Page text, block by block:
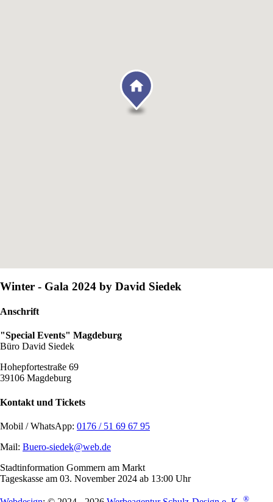
Winter - Gala 2024 by David Siedek
Anschrift
"Special Events" Magdeburg
Büro David Siedek
Hohepfortestraße 69
39106 Magdeburg
Kontakt und Tickets
Mobil / WhatsApp: 0176 / 51 69 67 95
Mail: Buero-siedek@web.de
Stadtinformation Gommern am Markt
Tageskasse am 03. November 2024 ab 13:00 Uhr
®